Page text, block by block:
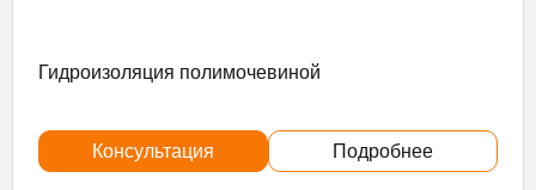
Гидроизоляция полимочевиной
Консультация Подробнее